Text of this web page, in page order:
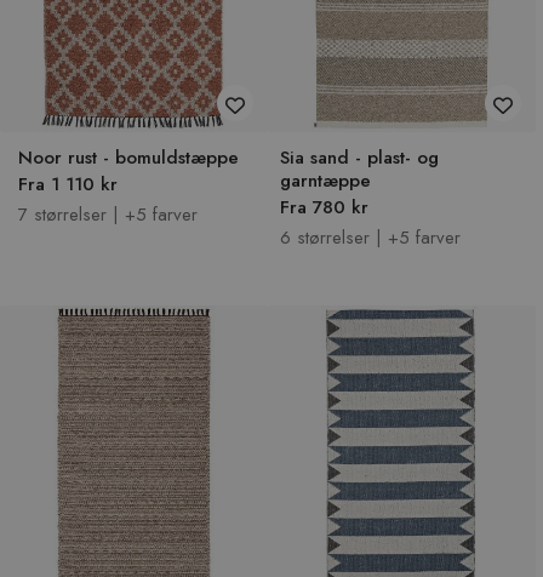
Noor rust - bomuldstæppe
Fra 1 110 kr
7 størrelser | +5 farver
Sia sand - plast- og
garntæppe
Fra 780 kr
6 størrelser | +5 farver